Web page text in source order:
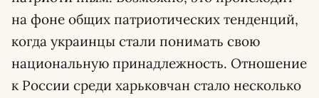
на фоне общих патриотических тенденций,
когда украинцы стали понимать свою
национальную принадлежность. Отношение
к России среди харьковчан стало несколько